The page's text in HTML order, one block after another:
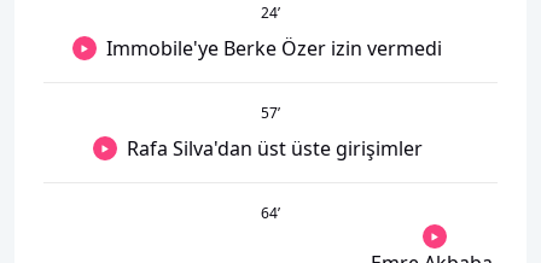
24’
Immobile'ye Berke Özer izin vermedi
57’
Rafa Silva'dan üst üste girişimler
64’